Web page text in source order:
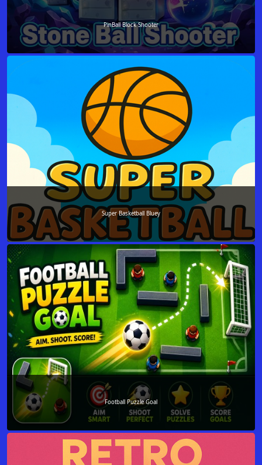
PinBall Block Shooter
Super Basketball Bluey
Football Puzzle Goal